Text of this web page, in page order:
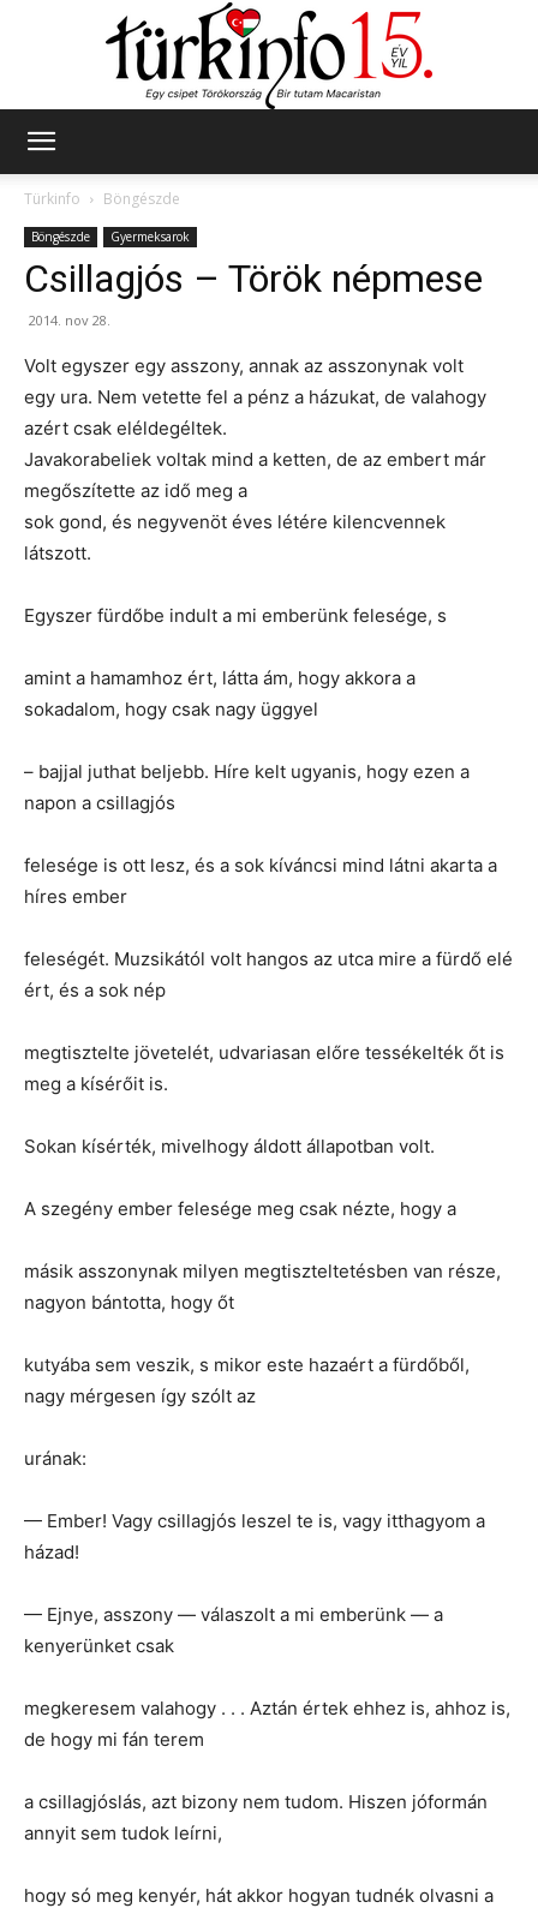
Türkinfo
Böngészde
Böngészde Gyermeksarok
Csillagjós – Török népmese
2014. nov 28.
Volt egyszer egy asszony, annak az asszonynak volt
egy ura. Nem vetette fel a pénz a házukat, de valahogy
azért csak eléldegéltek.
Javakorabeliek voltak mind a ketten, de az embert már
megőszítette az idő meg a
sok gond, és negyvenöt éves létére kilencvennek
látszott.
Egyszer fürdőbe indult a mi emberünk felesége, s
amint a hamamhoz ért, látta ám, hogy akkora a
sokadalom, hogy csak nagy üggyel
– bajjal juthat beljebb. Híre kelt ugyanis, hogy ezen a
napon a csillagjós
felesége is ott lesz, és a sok kíváncsi mind látni akarta a
híres ember
feleségét. Muzsikától volt hangos az utca mire a fürdő elé
ért, és a sok nép
megtisztelte jövetelét, udvariasan előre tessékelték őt is
meg a kísérőit is.
Sokan kísérték, mivelhogy áldott állapotban volt.
A szegény ember felesége meg csak nézte, hogy a
másik asszonynak milyen megtiszteltetésben van része,
nagyon bántotta, hogy őt
kutyába sem veszik, s mikor este hazaért a fürdőből,
nagy mérgesen így szólt az
urának:
— Ember! Vagy csillagjós leszel te is, vagy itthagyom a
házad!
— Ejnye, asszony — válaszolt a mi emberünk — a
kenyerünket csak
megkeresem valahogy . . . Aztán értek ehhez is, ahhoz is,
de hogy mi fán terem
a csillagjóslás, azt bizony nem tudom. Hiszen jóformán
annyit sem tudok leírni,
hogy só meg kenyér, hát akkor hogyan tudnék olvasni a